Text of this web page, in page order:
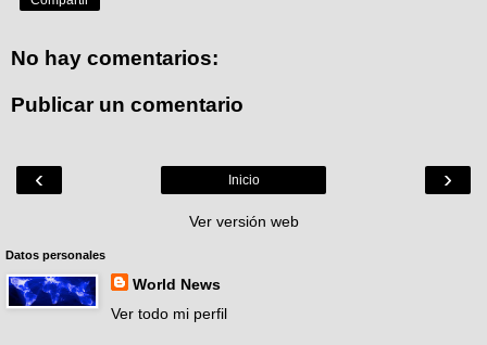
No hay comentarios:
Publicar un comentario
‹ ›
Inicio
Ver versión web
Datos personales
World News
Ver todo mi perfil